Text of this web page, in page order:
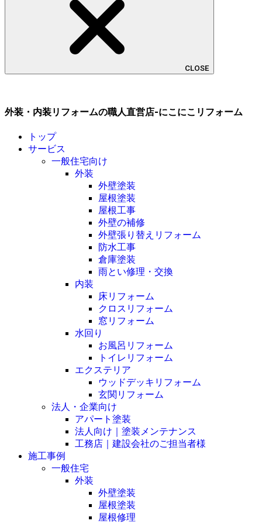
CLOSE
外装・内装リフォームの職人直営店-にこにこリフォーム
トップ
サービス
一般住宅向け
外装
外壁塗装
屋根塗装
屋根工事
外壁の補修
外壁張り替えリフォーム
防水工事
倉庫塗装
雨とい修理・交換
内装
床リフォーム
クロスリフォーム
窓リフォーム
水回り
お風呂リフォーム
トイレリフォーム
エクステリア
ウッドデッキリフォーム
玄関リフォーム
法人・企業向け
アパート塗装
法人向け｜塗装メンテナンス
工務店｜建設会社のご担当者様
施工事例
一般住宅
外装
外壁塗装
屋根塗装
屋根修理